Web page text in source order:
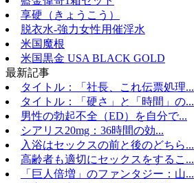
享硬（きょうこう）
脱衣水-強力女性用催淫水
米国魔根
米国黒金 USA BLACK GOLD
最新記事
タイトル：「社長、これ伝票処理...
タイトル：「硬さ」と「時間」の...
男性の勃起不全（ED）を自分で...
シアリス20mg：36時間の効...
入浴はセックスの前と後のどちら...
高齢者も適切にセックスをするこ...
「巨人倍増」のファンタジー：山...